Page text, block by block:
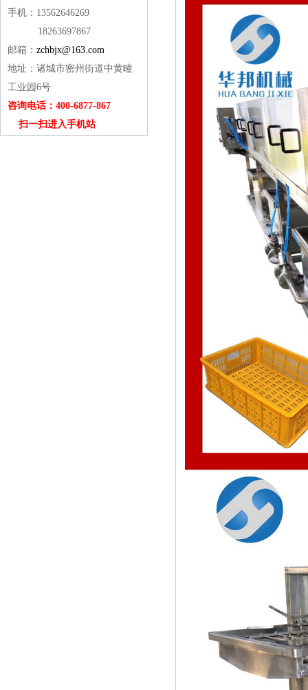
手机：13562646269
18263697867
邮箱： zchbjx@163.com
地址：诸城市密州街道中黄疃
工业园6号
咨询电话：400-6877-867
扫一扫进入手机站